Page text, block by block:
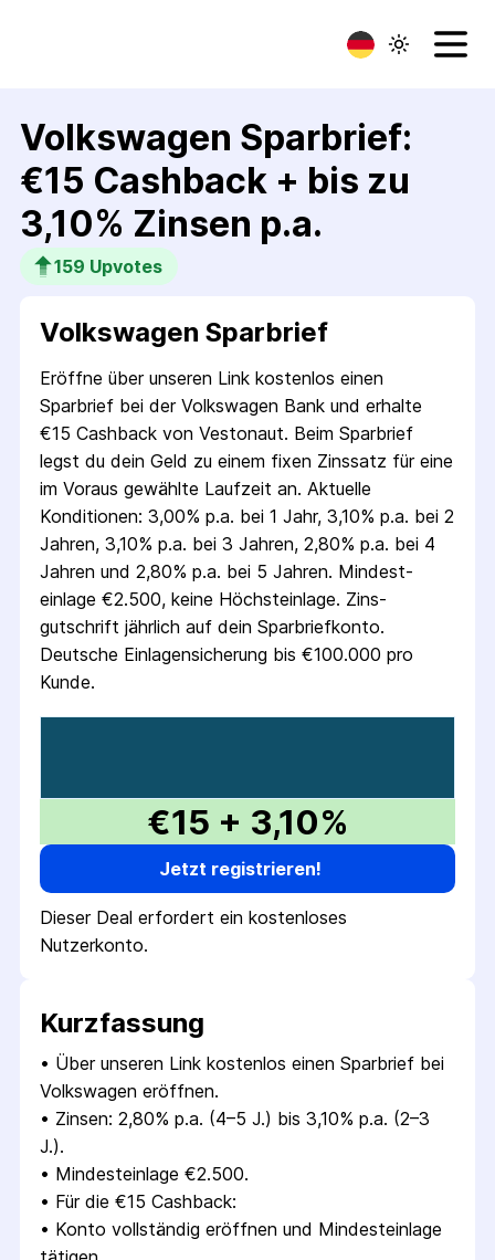
Volkswagen Sparbrief:
€15 Cashback + bis zu
3,10% Zinsen p.a.
159 Upvotes
Volkswagen Sparbrief
Eröffne über unseren Link kosten­los einen
Sparbrief bei der Volkswagen Bank und erhalte
€15 Cashback von Vestonaut. Beim Sparbrief
legst du dein Geld zu einem fixen Zins­satz für eine
im Voraus gewählte Laufzeit an. Aktuelle
Konditionen: 3,00% p.a. bei 1 Jahr, 3,10% p.a. bei 2
Jahren, 3,10% p.a. bei 3 Jahren, 2,80% p.a. bei 4
Jahren und 2,80% p.a. bei 5 Jahren. Mindest­
einlage €2.500, keine Höchst­einlage. Zins­
gutschrift jährlich auf dein Sparbrief­konto.
Deutsche Einlagen­sicherung bis €100.000 pro
Kunde.
€15 + 3,10%
Jetzt registrieren!
Dieser Deal erfordert ein kostenloses
Nutzerkonto.
Kurzfassung
• Über unseren Link kostenlos einen Sparbrief bei
Volkswagen eröffnen.
• Zinsen: 2,80% p.a. (4–5 J.) bis 3,10% p.a. (2–3
J.).
• Mindesteinlage €2.500.
• Für die €15 Cashback:
• Konto vollständig eröffnen und Mindest­einlage